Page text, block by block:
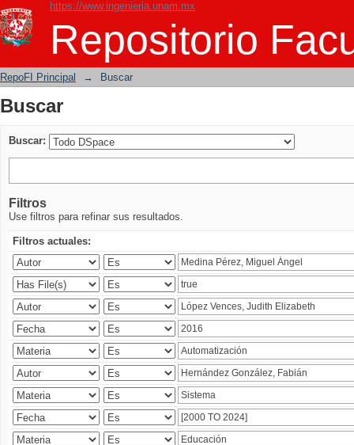
https://www.ingenieria.unam.mx
Repositorio
Buscar
RepoFI Principal → Buscar
Buscar
Buscar:
Filtros
Use filtros para refinar sus resultados.
Filtros actuales: